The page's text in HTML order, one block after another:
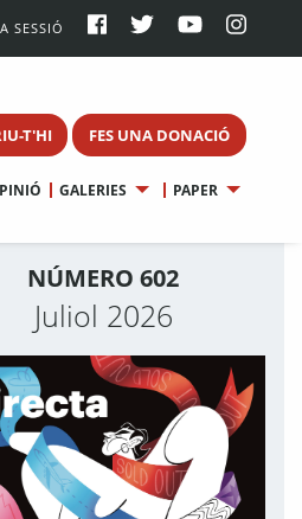
SESSIÓ
T'HI FES UNA DONACIÓ
GALERIES PAPER
NÚMERO 602
Juliol 2026